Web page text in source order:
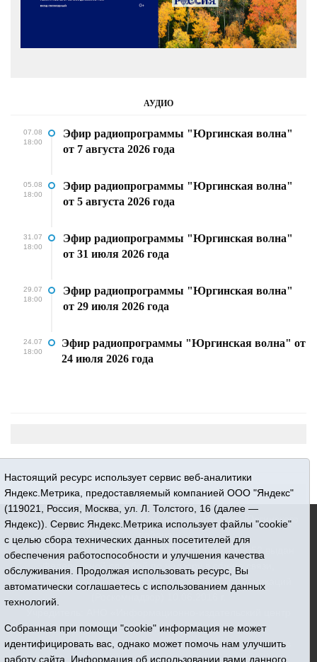
АУДИО
07.08
18:00
Эфир радиопрограммы "Юргинская волна"
от 7 августа 2026 года
05.08
18:00
Эфир радиопрограммы "Юргинская волна"
от 5 августа 2026 года
31.07
18:00
Эфир радиопрограммы "Юргинская волна"
от 31 июля 2026 года
29.07
18:00
Эфир радиопрограммы "Юргинская волна"
от 29 июля 2026 года
24.07
18:00
Эфир радиопрограммы "Юргинская волна" от
24 июля 2026 года
16+ © 2015-2026 Сетевое издание «Новости Юргинского
Регистрационный номер СМИ ЭЛ № ФС 77 - 66052 выдан
Федеральной службой по надзору в сфере связи,
«Призыв»
Все права защищены © При использовании материалов
ссылка обязательна
Настоящий ресурс использует сервис веб-аналитики
Яндекс.Метрика, предоставляемый компанией ООО "Яндекс"
(119021, Россия, Москва, ул. Л. Толстого, 16 (далее —
Яндекс)). Сервис Яндекс.Метрика использует файлы "cookie"
с целью сбора технических данных посетителей для
обеспечения работоспособности и улучшения качества
обслуживания. Продолжая использовать ресурс, Вы
автоматически соглашаетесь с использованием данных
технологий.
Собранная при помощи "cookie" информация не может
идентифицировать вас, однако может помочь нам улучшить
работу сайта. Информация об использовании вами данного